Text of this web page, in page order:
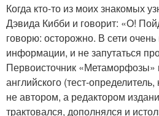
Когда кто-то из моих знакомых
Дэвида Кибби и говорит: «О!
говорю: осторожно. В сети
информации, и не запутаться
Первоисточник «Метаморфозы»
английского (тест-
не автором, а редактором
трактовался, дополнялся и